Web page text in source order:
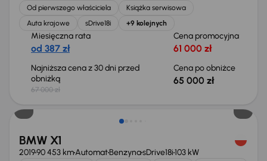
Od pierwszego właściciela
Książka serwisowa
Auta krajowe
sDrive18i +9 kolejnych
Miesięczna rata
od 387 zł
Cena promocyjna
61 000 zł
Najniższa cena z 30 dni przed
obniżką
67 000 zł
Cena po obniżce
65 000 zł
Możliwość odliczenia VAT
BMW X1
201990 453 kmAutomatBenzynasDrive18i103 kW